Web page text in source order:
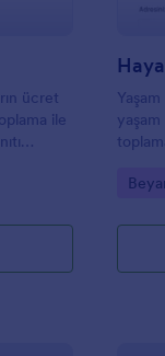
ücret
ile
belge
Go